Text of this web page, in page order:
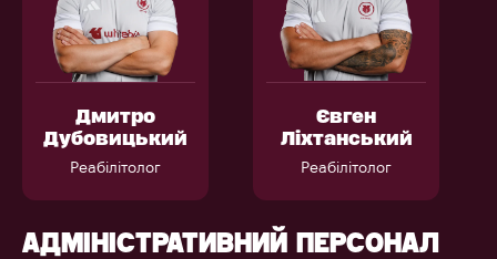
Дмитро
Дубовицький
Реабілітолог
Євген
Ліхтанський
Реабілітолог
АДМІНІСТРАТИВНИЙ ПЕРСОНАЛ